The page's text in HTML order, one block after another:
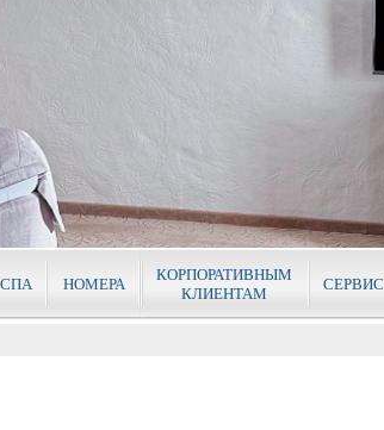
НОМЕРА
СПА
КОРПОРАТИВНЫМ
КЛИЕНТАМ
СЕРВИС